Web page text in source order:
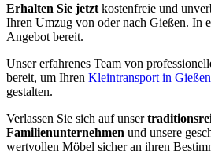
Erhalten Sie jetzt kostenfreie und
Ihren Umzug von oder nach Gießen. In
Angebot bereit.
Unser erfahrenes Team von
bereit, um Ihren Kleintransport in Gießen
gestalten.
Verlassen Sie sich auf unser
Familienunternehmen und unsere
wertvollen Möbel sicher an ihren